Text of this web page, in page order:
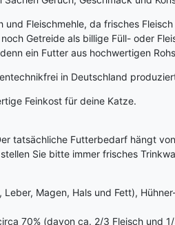
Fleischmehle, da frisches
Getreide als billige Füll- oder
ein Futter aus hochwertigen
in Deutschland
Feinkost für deine Katze.
tatsächliche Futterbedarf hängt
Sie bitte immer frisches
Magen, Hals und Fett),
70% (davon ca. 2/3 Fleisch